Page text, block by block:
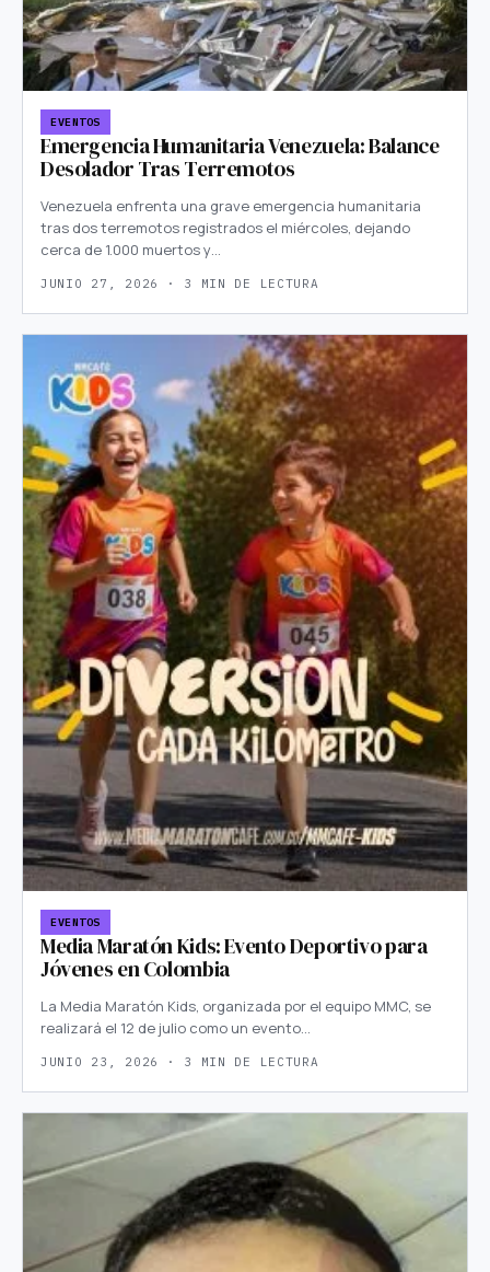
EVENTOS
Emergencia Humanitaria Venezuela: Balance
Desolador Tras Terremotos
Venezuela enfrenta una grave emergencia humanitaria
tras dos terremotos registrados el miércoles, dejando
cerca de 1.000 muertos y…
JUNIO 27, 2026 · 3 MIN DE LECTURA
EVENTOS
Media Maratón Kids: Evento Deportivo para
Jóvenes en Colombia
La Media Maratón Kids, organizada por el equipo MMC, se
realizará el 12 de julio como un evento…
JUNIO 23, 2026 · 3 MIN DE LECTURA